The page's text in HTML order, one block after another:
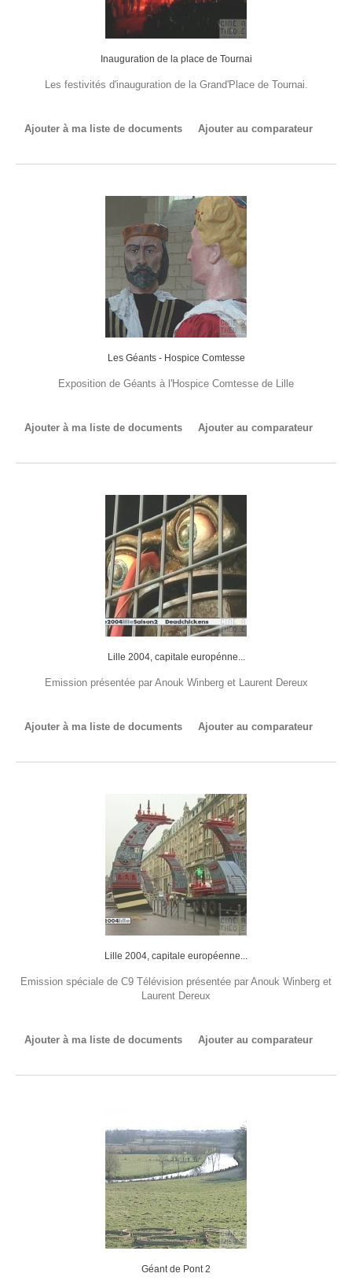
Inauguration de la place de Tournai
Les festivités d'inauguration de la Grand'Place de Tournai.
Ajouter à ma liste de documents Ajouter au comparateur
Les Géants - Hospice Comtesse
Exposition de Géants à l'Hospice Comtesse de Lille
Ajouter à ma liste de documents Ajouter au comparateur
Lille 2004, capitale europénne...
Emission présentée par Anouk Winberg et Laurent Dereux
Ajouter à ma liste de documents Ajouter au comparateur
Lille 2004, capitale européenne...
Emission spéciale de C9 Télévision présentée par Anouk Winberg et
Laurent Dereux
Ajouter à ma liste de documents Ajouter au comparateur
Géant de Pont 2